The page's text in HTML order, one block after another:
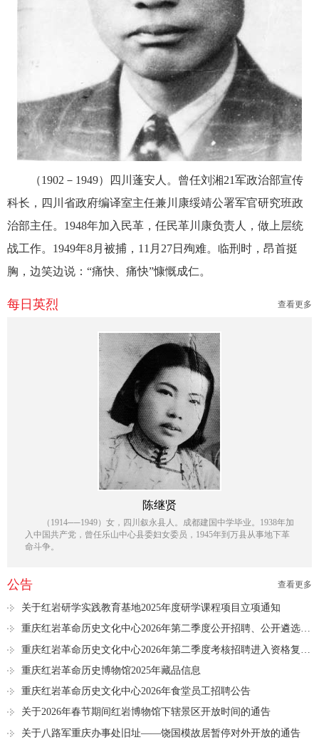
每日英烈 查看更多
陈继贤
（1914──1949）女，四川叙永县人。成都建国中学毕业。1938年加
入中国共产党，曾任乐山中心县委妇女委员，1945年到万县从事地下革
命斗争。
公告 查看更多
关于红岩研学实践教育基地2025年度研学课程项目立项通知
重庆红岩革命历史文化中心2026年第二季度公开招聘、公开遴选进入资格复审人员名单公示
重庆红岩革命历史博物馆2025年藏品信息
重庆红岩革命历史文化中心2026年食堂员工招聘公告
关于2026年春节期间红岩博物馆下辖景区开放时间的通告
关于八路军重庆办事处旧址——饶国模故居暂停对外开放的通告
（1902－1949）四川蓬安人。曾任刘湘21军政治部宣传
科长，四川省政府编译室主任兼川康绥靖公署军官研究班政
治部主任。1948年加入民革，任民革川康负责人，做上层统
战工作。1949年8月被捕，11月27日殉难。临刑时，昂首挺
胸，边笑边说：“痛快、痛快”慷慨成仁。